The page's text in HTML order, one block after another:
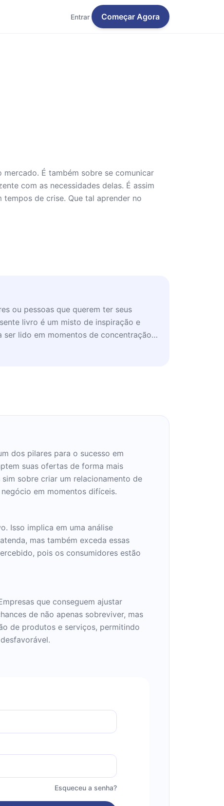
Entrar Começar Agora
É também sobre se comunicar
com as necessidades delas. É assim
de crise. Que tal aprender no
ou pessoas que querem ter seus
livro é um misto de inspiração e
ser lido em momentos de concentração
dos pilares para o sucesso em
suas ofertas de forma mais
sobre criar um relacionamento de
em momentos difíceis.
Isso implica em uma análise
mas também exceda essas
pois os consumidores estão
que conseguem ajustar
de não apenas sobreviver, mas
de produtos e serviços, permitindo
Esqueceu a senha?